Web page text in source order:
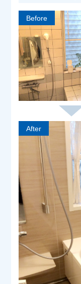
Before
After